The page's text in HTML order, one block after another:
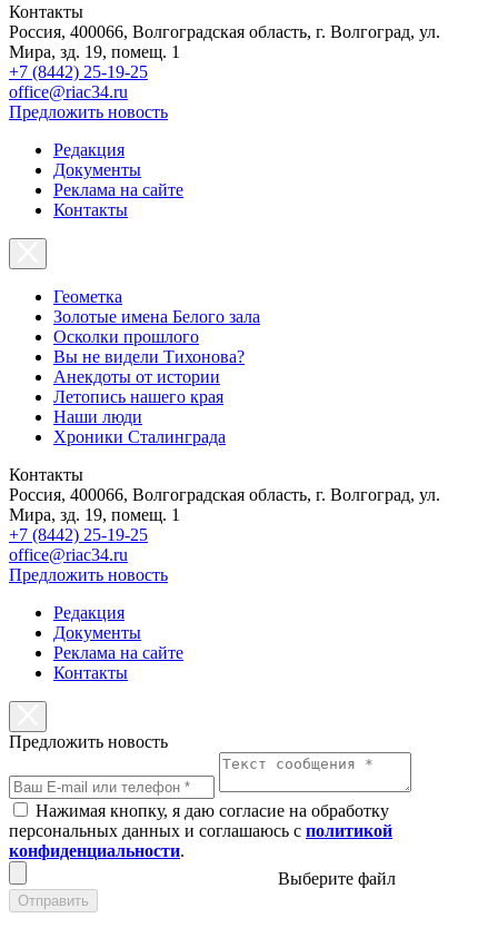
Контакты
Россия, 400066, Волгоградская область, г. Волгоград, ул.
Мира, зд. 19, помещ. 1
+7 (8442) 25-19-25
office@riac34.ru
Предложить новость
Редакция
Документы
Реклама на сайте
Контакты
Геометка
Золотые имена Белого зала
Осколки прошлого
Вы не видели Тихонова?
Анекдоты от истории
Летопись нашего края
Наши люди
Хроники Сталинграда
Контакты
Россия, 400066, Волгоградская область, г. Волгоград, ул.
Мира, зд. 19, помещ. 1
+7 (8442) 25-19-25
office@riac34.ru
Предложить новость
Редакция
Документы
Реклама на сайте
Контакты
Предложить новость
Нажимая кнопку, я даю согласие на обработку
персональных данных и соглашаюсь с политикой
конфиденциальности.
Выберите файл
Отправить